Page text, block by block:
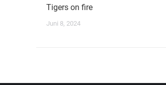
Tigers on fire
Juni 8, 2024